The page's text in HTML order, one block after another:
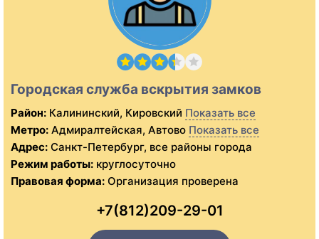
Городская служба вскрытия замков
Район: Калининский, Кировский Показать все
Метро: Адмиралтейская, Автово Показать все
Адрес: Санкт-Петербург, все районы города
Режим работы: круглосуточно
Правовая форма: Организация проверена
+7(812)209-29-01